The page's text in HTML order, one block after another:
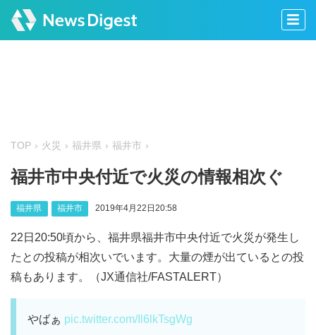
TOP 火災 福井県 福井市
福井市中央付近で火災の情報相次ぐ
福井県 福井市 2019年4月22日20:58
22日20:50頃から、福井県福井市中央付近で火災が発生し
たとの投稿が相次いでいます。大量の煙が出ているとの投
稿もあります。（JX通信社/FASTALERT）
やばぁ pic.twitter.com/Il6lkTsgWg